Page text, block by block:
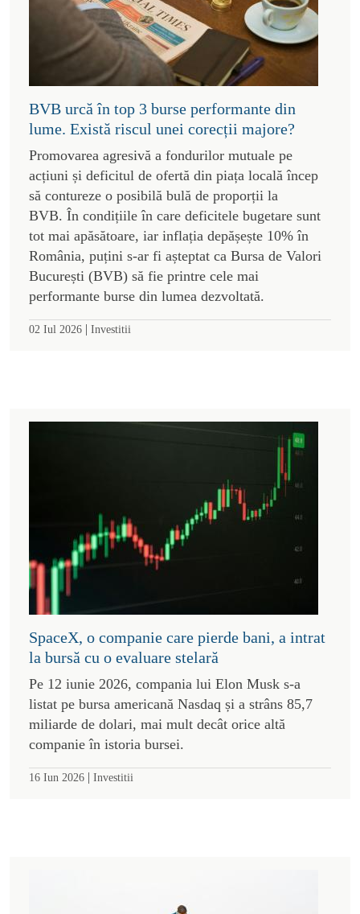
BVB urcă în top 3 burse performante din
lume. Există riscul unei corecții majore?
Promovarea agresivă a fondurilor mutuale pe
acțiuni și deficitul de ofertă din piața locală încep
să contureze o posibilă bulă de proporții la
BVB. În condițiile în care deficitele bugetare sunt
tot mai apăsătoare, iar inflația depășește 10% în
România, puțini s-ar fi așteptat ca Bursa de Valori
București (BVB) să fie printre cele mai
performante burse din lumea dezvoltată.
02 Iul 2026 | Investitii
SpaceX, o companie care pierde bani, a intrat
la bursă cu o evaluare stelară
Pe 12 iunie 2026, compania lui Elon Musk s-a
listat pe bursa americană Nasdaq și a strâns 85,7
miliarde de dolari, mai mult decât orice altă
companie în istoria bursei.
16 Iun 2026 | Investitii